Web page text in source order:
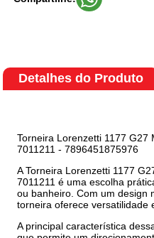
Detalhes do Produto
Torneira Lorenzetti 1177 G27
7011211 - 7896451875976
A Torneira Lorenzetti 1177
7011211 é uma escolha
ou banheiro. Com um design
torneira oferece versatilidade
A principal característica